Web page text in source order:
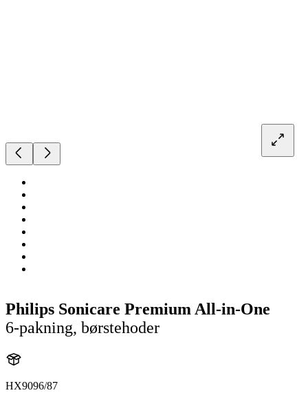
Philips Sonicare Premium All-in-One
6-pakning, børstehoder
HX9096/87